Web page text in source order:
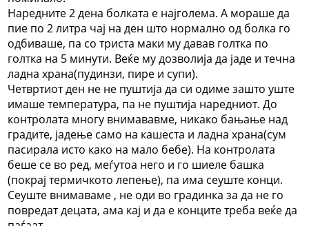
Наредните 2 дена болката е најголема. А мораше да
пие по 2 литра чај на ден што нормално од болка го
одбиваше, па со триста маки му давав голтка по
голтка на 5 минути. Веќе му дозволија да јаде и течна
ладна храна(пудинзи, пире и супи).
Четвртиот ден не не пуштија да си одиме зашто уште
имаше температура, па не пуштија наредниот. До
контролата многу внимававме, никако бањање над
градите, јадење само на кашеста и ладна храна(сум
пасирала исто како на мало бебе). На контролата
беше се во ред, меѓутоа него и го шиеле башка
(покрај термичкото лепење), па има сеуште конци.
Сеуште внимаваме , не оди во градинка за да не го
повредат децата, ама кај и да е конците треба веќе да